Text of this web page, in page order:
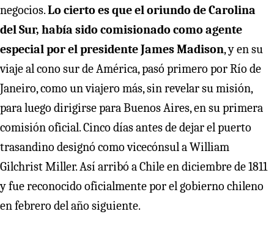
negocios.Lo cierto es que el oriundo de Carolina
del Sur, había sido comisionado como agente
especial por el presidente James Madison, y en su
viaje al cono sur de América, pasó primero por Río de
Janeiro, como un viajero más, sin revelar su misión,
para luego dirigirse para Buenos Aires, en su primera
comisión oficial. Cinco días antes de dejar el puerto
trasandino designó como vicecónsul a William
Gilchrist Miller. Así arribó a Chile en diciembre de 1811
y fue reconocido oficialmente por el gobierno chileno
en febrero del año siguiente.